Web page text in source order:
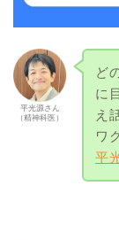
平光源さん
（精神科医）
ど
に
え
ワ
平